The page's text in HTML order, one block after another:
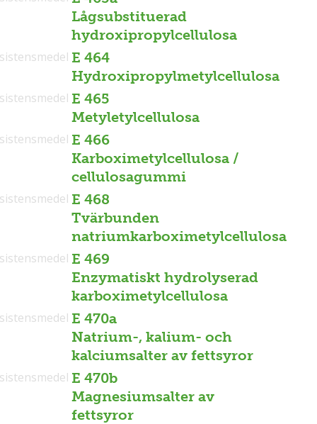
Lågsubstituerad
hydroxipropylcellulosa
E 464
Hydroxipropylmetylcellulosa
E 465
Metyletylcellulosa
E 466
Karboximetylcellulosa /
cellulosagummi
E 468
Tvärbunden
natriumkarboximetylcellulosa
E 469
Enzymatiskt hydrolyserad
karboximetylcellulosa
E 470a
Natrium-, kalium- och
kalciumsalter av fettsyror
E 470b
Magnesiumsalter av
fettsyror